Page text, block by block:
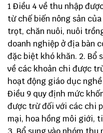
1 Điều 4 về thu nhập
từ chế biến nông sản
trọt, chăn nuôi, nuôi
doanh nghiệp ở địa bàn
đặc biệt khó khăn. 2. Bổ
về các khoản chi được
hoạt động giáo dục
Điều 9 quy định mức
được trừ đối với các chi
mại, hoa hồng môi giới,